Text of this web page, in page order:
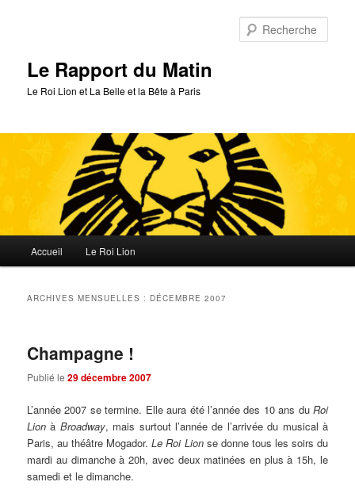
Le Rapport du Matin
Le Roi Lion et La Belle et la Bête à Paris
principal
Accueil Le Roi Lion
ARCHIVES MENSUELLES : DÉCEMBRE 2007
Champagne !
Publié le29 décembre 2007
L’année 2007 se termine. Elle aura été l’année des 10 ans du Roi
Lion à Broadway, mais surtout l’année de l’arrivée du musical à
Paris, au théâtre Mogador.Le Roi Lionse donne tous les soirs du
mardi au dimanche à 20h, avec deux matinées en plus à 15h, le
samedi et le dimanche.